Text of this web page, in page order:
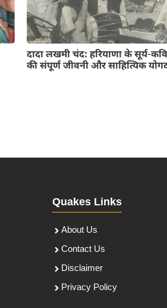
दादा लखमी चंद: हरियाणा के सूर्य-कवि
की संपूर्ण जीवनी और साहित्यिक
Quakes Links
About Us
Contact Us
Disclaimer
Privacy Policy